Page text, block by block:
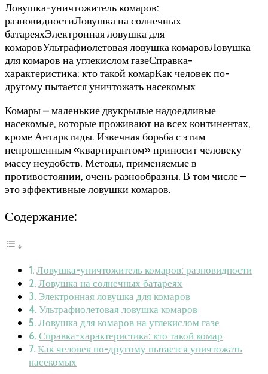
Ловушка-уничтожитель комаров:
разновидностиЛовушка на солнечных
батареяхЭлектронная ловушка для
комаровУльтрафиолетовая ловушка комаровЛовушка
для комаров на углекислом газеСправка-
характеристика: кто такой комарКак человек по-
другому пытается уничтожать насекомых
Комары – маленькие двукрылые надоедливые
насекомые, которые проживают на всех континентах,
кроме Антарктиды. Извечная борьба с этим
непрошенным «квартирантом» приносит человеку
массу неудобств. Методы, применяемые в
противостоянии, очень разнообразны. В том числе –
это эффективные ловушки комаров.
Содержание:
Ловушка-уничтожитель комаров: разновидности
Ловушка на солнечных батареях
Электронная ловушка для комаров
Ультрафиолетовая ловушка комаров
Ловушка для комаров на углекислом газе
Справка-характеристика: кто такой комар
Как человек по-другому пытается уничтожать
насекомых